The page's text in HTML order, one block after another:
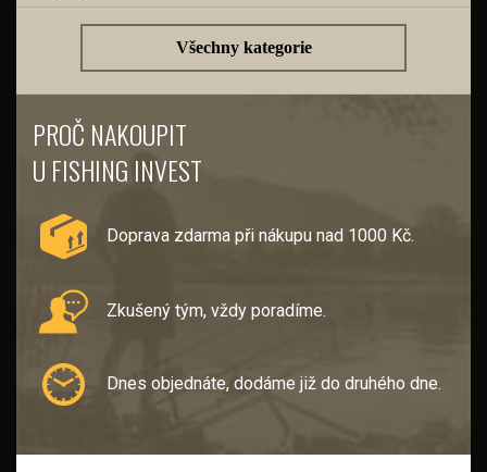
Všechny kategorie
PROČ NAKOUPIT
U FISHING INVEST
Doprava zdarma při nákupu nad 1000 Kč.
Zkušený tým, vždy poradíme.
Dnes objednáte, dodáme již do druhého dne.